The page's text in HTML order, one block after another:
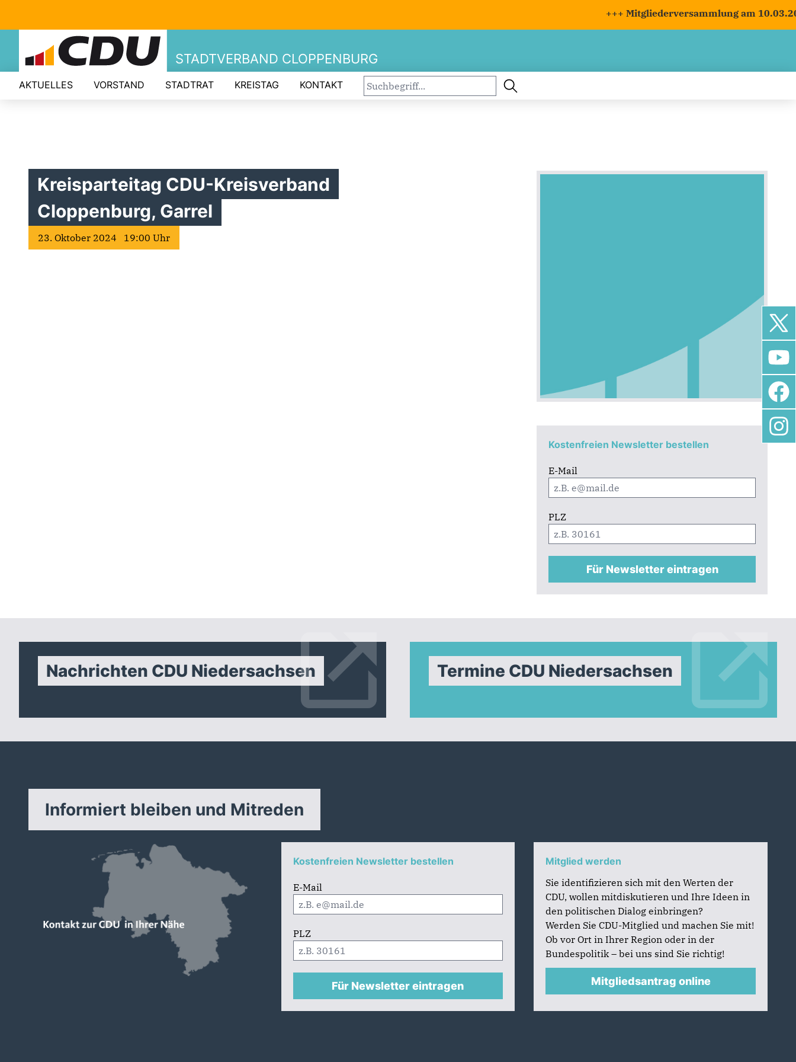
+++ Mitgliederversammlung am
STADTVERBAND CLOPPENBURG
AKTUELLES VORSTAND STADTRAT KREISTAG KONTAKT
Kostenfreien Newsletter bestellen
E-Mail
PLZ
Für Newsletter eintragen
Kreisparteitag CDU-Kreisverband
Cloppenburg, Garrel
23. Oktober 2024 19:00 Uhr
Nachrichten CDU Niedersachsen Termine CDU Niedersachsen
Informiert bleiben und Mitreden
Kostenfreien Newsletter bestellen
E-Mail
PLZ
Für Newsletter eintragen
Mitglied werden
Sie identifizieren sich mit den Werten der
CDU, wollen mitdiskutieren und Ihre Ideen in
den politischen Dialog einbringen?
Werden Sie CDU-Mitglied und machen Sie mit!
Ob vor Ort in Ihrer Region oder in der
Bundespolitik – bei uns sind Sie richtig!
Mitgliedsantrag online